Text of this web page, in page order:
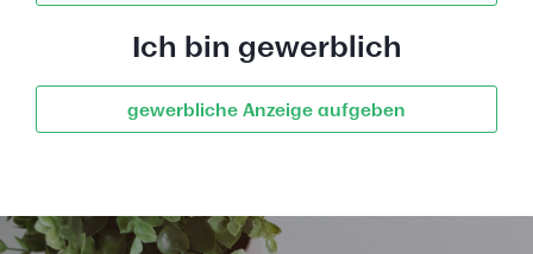
Ich bin gewerblich
gewerbliche Anzeige aufgeben